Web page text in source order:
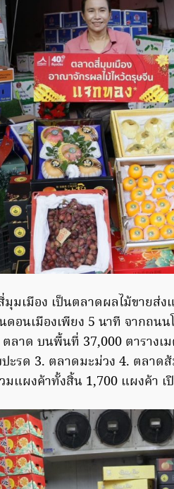
มเมือง เป็นตลาดผลไม้ขายส่
ดอนเมืองเพียง 5 นาที จากถน
ลาด บนพื้นที่ 37,000 ตารางเ
ะรด 3. ตลาดมะม่วง 4. ตลาด
มแผงค้าทั้งสิ้น 1,700 แผงค้า เ